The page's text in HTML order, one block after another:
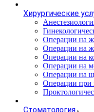
Хирургические
Операции на
Операции на
Операции на
Операции на
Операции на
Операции при
Стоматология